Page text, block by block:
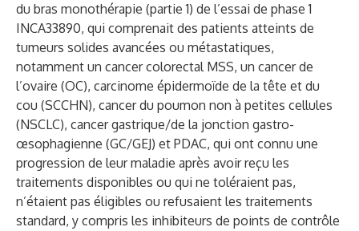
du bras monothérapie (partie 1) de l’essai de phase 1
INCA33890, qui comprenait des patients atteints de
tumeurs solides avancées ou métastatiques,
notamment un cancer colorectal MSS, un cancer de
l’ovaire (OC), carcinome épidermoïde de la tête et du
cou (SCCHN), cancer du poumon non à petites cellules
(NSCLC), cancer gastrique/de la jonction gastro-
œsophagienne (GC/GEJ) et PDAC, qui ont connu une
progression de leur maladie après avoir reçu les
traitements disponibles ou qui ne toléraient pas,
n’étaient pas éligibles ou refusaient les traitements
standard, y compris les inhibiteurs de points de contrôle